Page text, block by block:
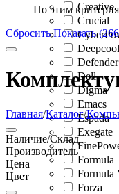
Creative
Crucial
Deepcool
Defender
Dell
Digma
Emacs
Espada
Exegate
Formula
Formula
Forza
По этим
Сбросить Показать
Главная/Каталог/
Наличие/Склад
Производитель
Цена
Цвет